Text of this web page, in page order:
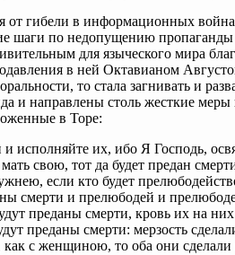
от гибели в информационных
шаги по недопущению пропаганды
для языческого мира
в ней Октавианом
то стала загнивать и
и направлены столь жесткие меры
в Торе:
исполняйте их, ибо Я Господь,
свою, тот да будет предан
если кто будет
смерти и прелюбодей и
преданы смерти, кровь их на
преданы смерти: мерзость
с женщиною, то оба они сделали